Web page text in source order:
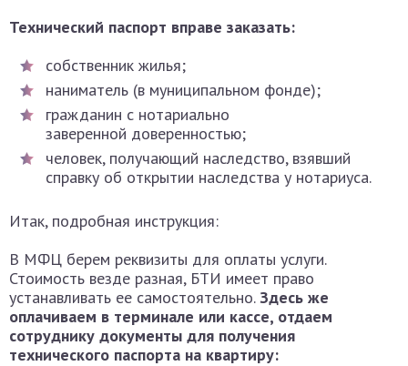
Технический паспорт вправе заказать:
собственник жилья;
наниматель (в муниципальном фонде);
гражданин с нотариально
заверенной доверенностью;
человек, получающий наследство, взявший
справку об открытии наследства у нотариуса.
Итак, подробная инструкция:
В МФЦ берем реквизиты для оплаты услуги.
Стоимость везде разная, БТИ имеет право
устанавливать ее самостоятельно.Здесь же
оплачиваем в терминале или кассе, отдаем
сотруднику документы для получения
технического паспорта на квартиру: